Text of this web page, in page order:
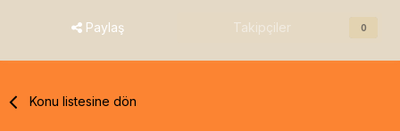
Paylaş Takipçiler 0
Konu listesine dön